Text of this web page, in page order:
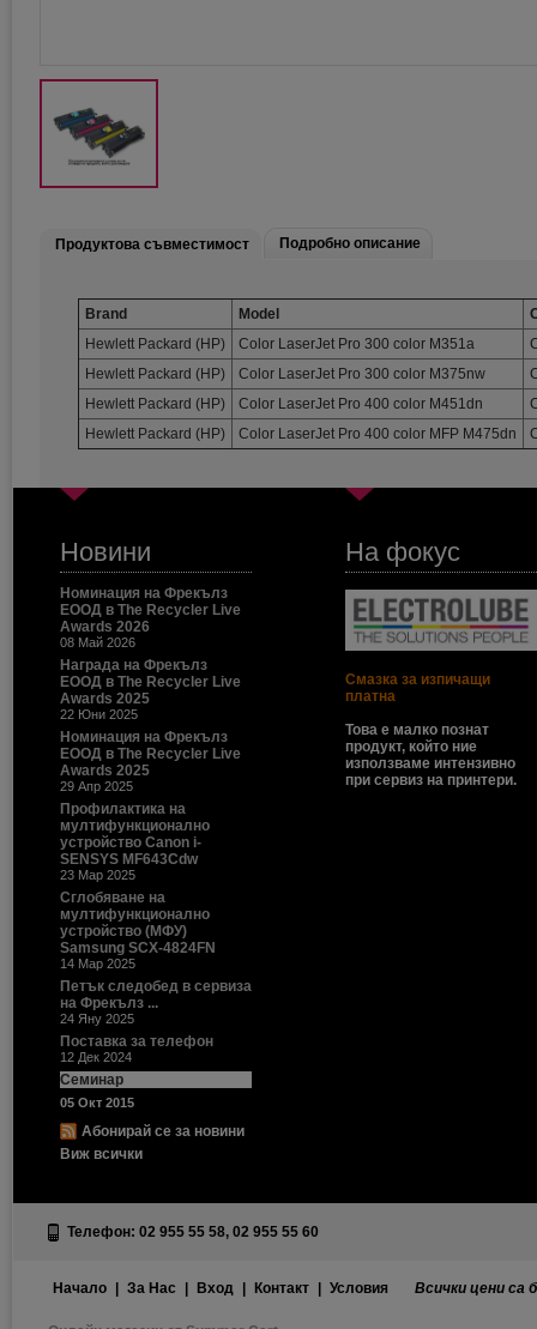
Продуктова съвместимост Подробно описание
Brand Model
Hewlett Packard (HP)
Color LaserJet Pro 300 color M351a
Hewlett Packard (HP)
Color LaserJet Pro 300 color M375nw
Hewlett Packard (HP)
Color LaserJet Pro 400 color M451dn
Hewlett Packard (HP)
Color LaserJet Pro 400 color MFP M475dn
Новини
Номинация на Фрекълз
ЕООД в The Recycler Live
Awards 2026
08 Май 2026
Награда на Фрекълз
ЕООД в The Recycler Live
Awards 2025
22 Юни 2025
Номинация на Фрекълз
ЕООД в The Recycler Live
Awards 2025
29 Апр 2025
Профилактика на
мултифункционално
устройство Canon i-
SENSYS MF643Cdw
23 Мар 2025
Сглобяване на
мултифункционално
устройство (МФУ)
Samsung SCX-4824FN
14 Мар 2025
Петък следобед в сервиза
на Фрекълз ...
24 Яну 2025
Поставка за телефон
12 Дек 2024
Семинар
05 Окт 2015
Абонирай се за новини
Виж всички
На фокус
Смазка за изпичащи
платна
Това е малко познат
продукт, който ние
използваме интензивно
при сервиз на принтери.
Телефон: 02 955 55 58, 02 955 55 60
Начало За Нас Вход Контакт Условия Всички цени са